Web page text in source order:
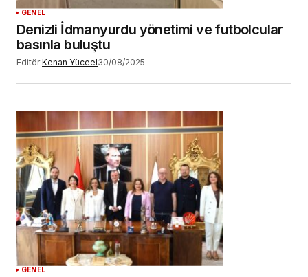
GENEL
Denizli İdmanyurdu yönetimi ve futbolcular
basınla buluştu
Editör Kenan Yüceel30/08/2025
GENEL